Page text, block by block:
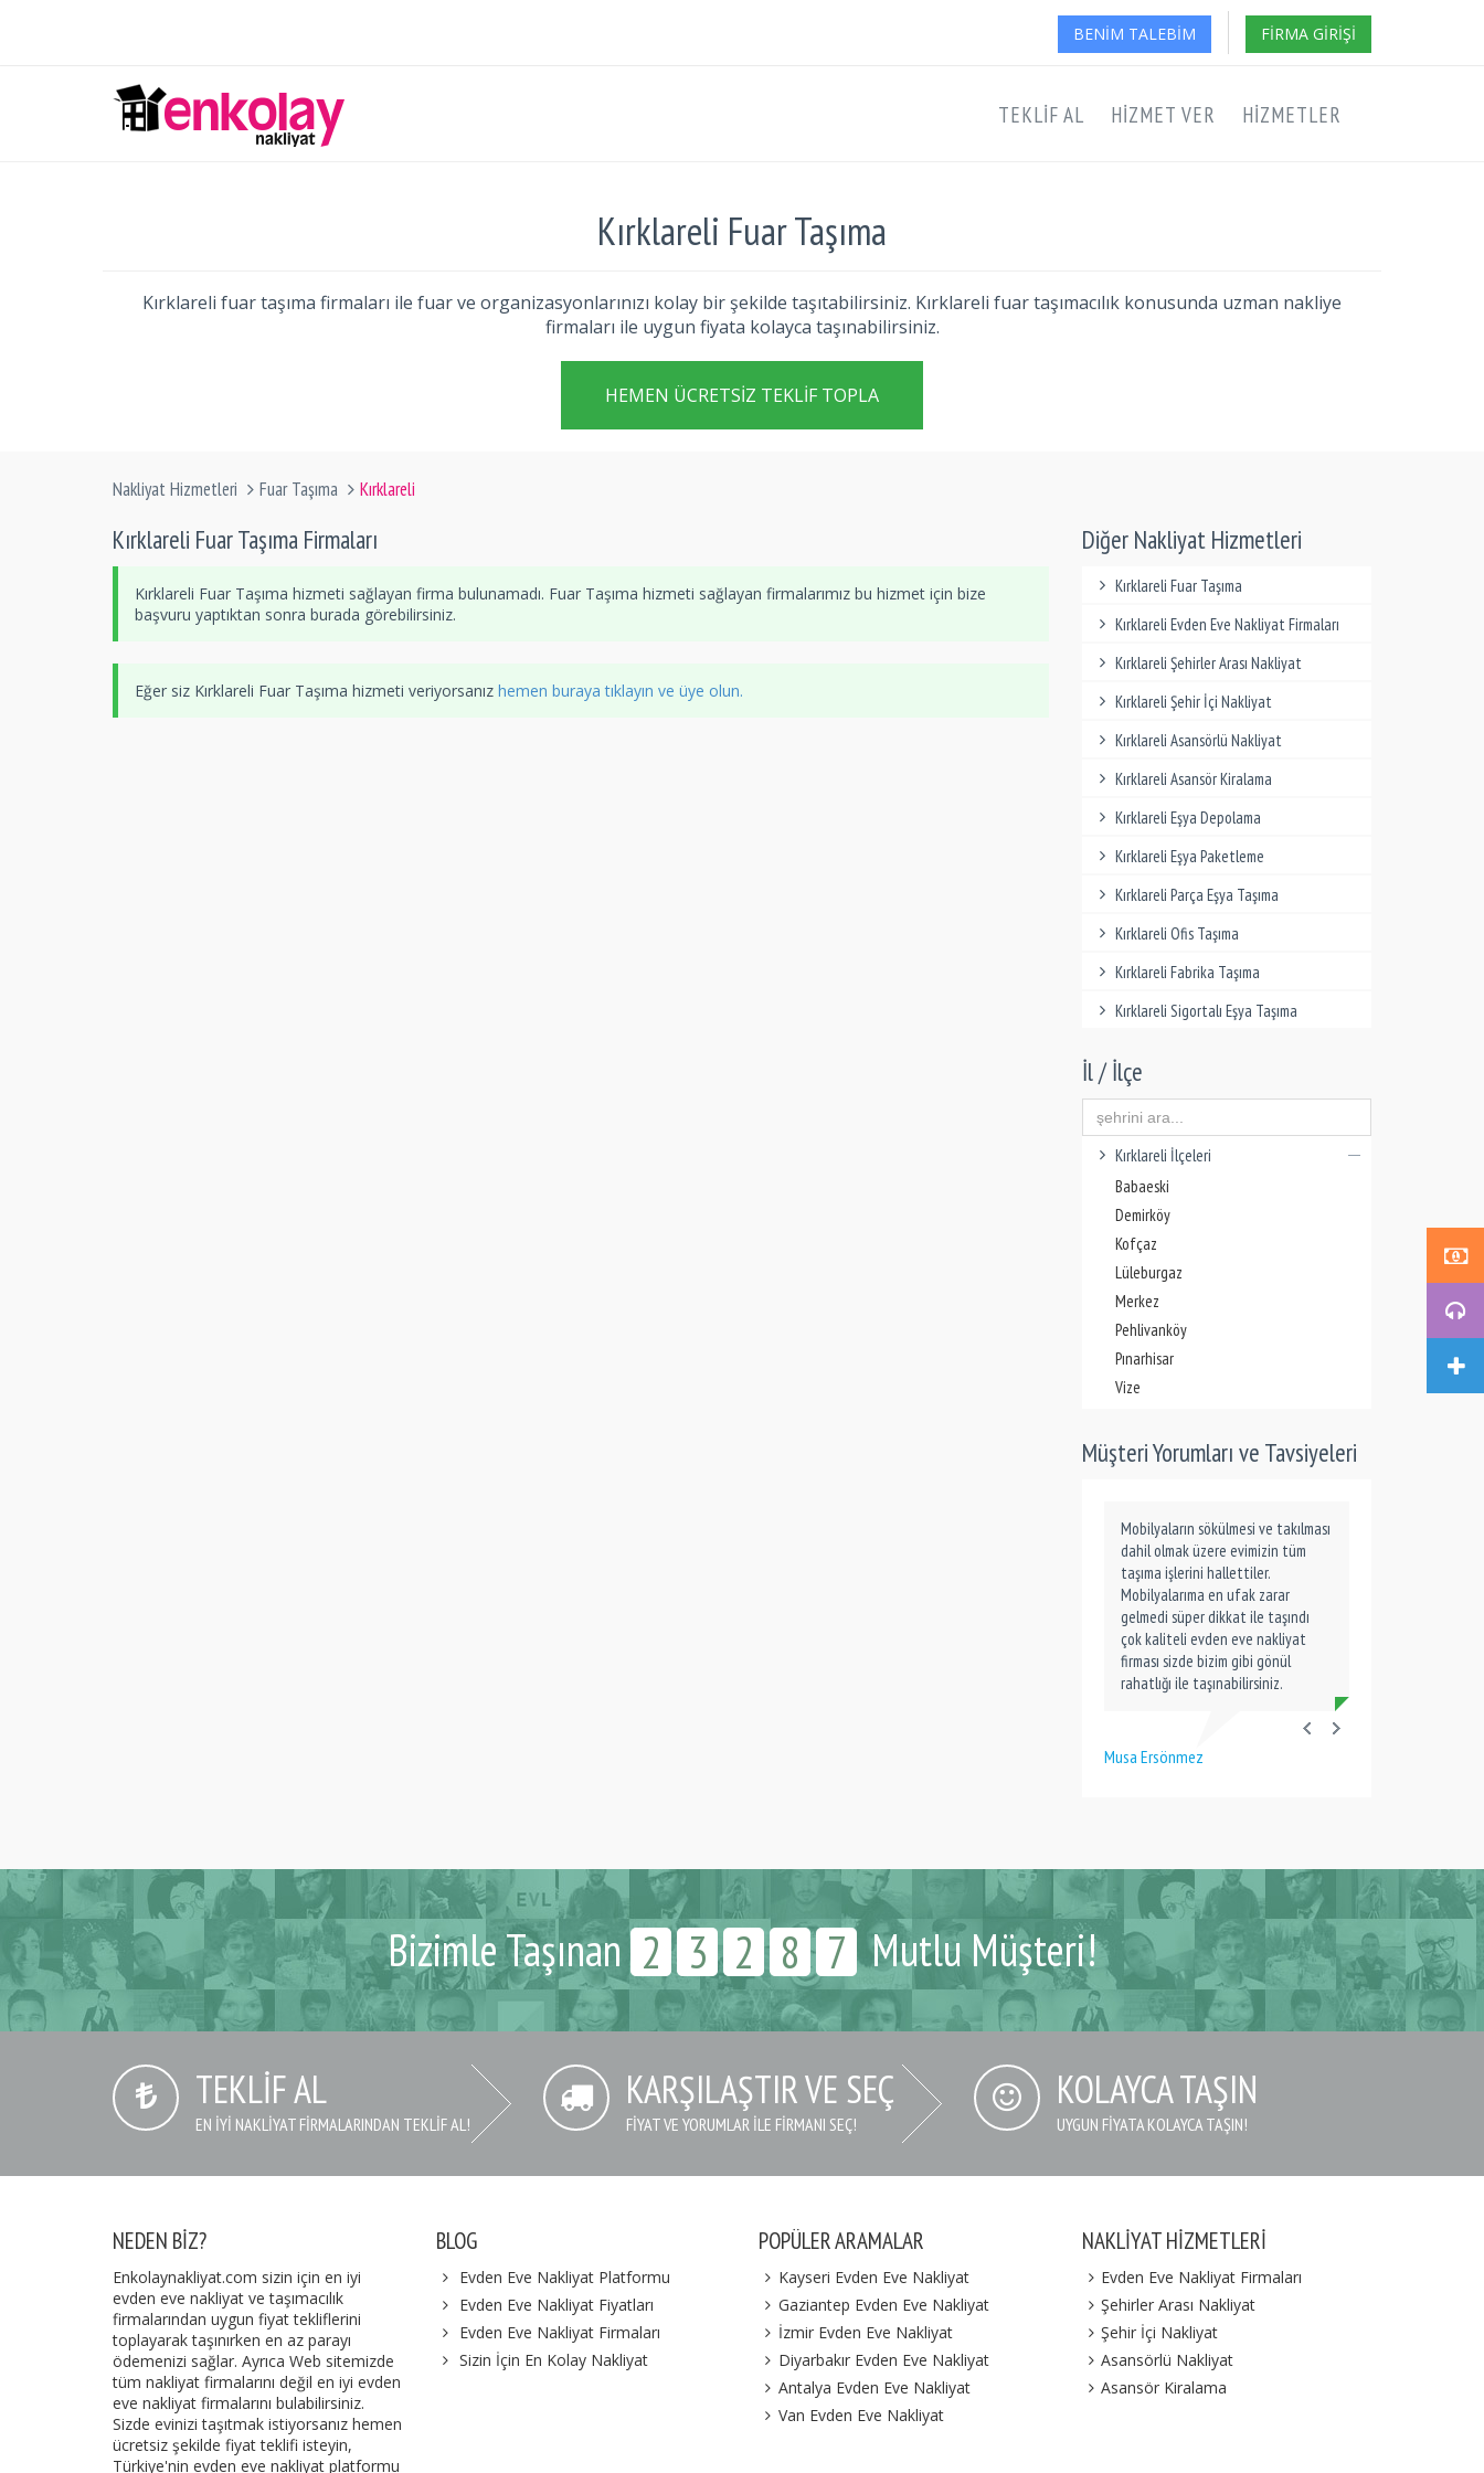
BENIM TALEBIM FIRMA GIRIŞI
TEKLIF AL HIZMET VER HIZMETLER
Kırklareli Fuar Taşıma
Kırklareli fuar taşıma firmaları ile fuar ve organizasyonlarınızı kolay bir şekilde taşıtabilirsiniz. Kırklareli fuar taşımacılık konusunda uzman nakliye
firmaları ile uygun fiyata kolayca taşınabilirsiniz.
HEMEN ÜCRETSIZ TEKLIF TOPLA
Nakliyat Hizmetleri Fuar Taşıma Kırklareli
Kırklareli Fuar Taşıma Firmaları
Kırklareli Fuar Taşıma hizmeti sağlayan firma bulunamadı. Fuar Taşıma hizmeti sağlayan firmalarımız bu hizmet için bize
başvuru yaptıktan sonra burada görebilirsiniz.
Eğer siz Kırklareli Fuar Taşıma hizmeti veriyorsanız hemen buraya tıklayın ve üye olun.
Diğer Nakliyat Hizmetleri
Kırklareli Fuar Taşıma
Kırklareli Evden Eve Nakliyat Firmaları
Kırklareli Şehirler Arası Nakliyat
Kırklareli Şehir İçi Nakliyat
Kırklareli Asansörlü Nakliyat
Kırklareli Asansör Kiralama
Kırklareli Eşya Depolama
Kırklareli Eşya Paketleme
Kırklareli Parça Eşya Taşıma
Kırklareli Ofis Taşıma
Kırklareli Fabrika Taşıma
Kırklareli Sigortalı Eşya Taşıma
İl / İlçe
Kırklareli İlçeleri
Babaeski
Demirköy
Kofçaz
Lüleburgaz
Merkez
Pehlivanköy
Pınarhisar
Vize
Müşteri Yorumları ve Tavsiyeleri
Mobilyaların sökülmesi ve takılması
dahil olmak üzere evimizin tüm
taşıma işlerini hallettiler.
Mobilyalarıma en ufak zarar
gelmedi süper dikkat ile taşındı
çok kaliteli evden eve nakliyat
firması sizde bizim gibi gönül
rahatlığı ile taşınabilirsiniz.
Musa Ersönmez
Bizimle Taşınan 2 3 2 8 7 Mutlu Müşteri!
TEKLIF AL
EN IYI NAKLIYAT FIRMALARINDAN TEKLIF AL!
KARŞILAŞTIR VE SEÇ
FIYAT VE YORUMLAR İLE FIRMANI SEÇ!
KOLAYCA TAŞIN
UYGUN FIYATA KOLAYCA TAŞIN!
NEDEN BIZ?
Enkolaynakliyat.com sizin için en iyi
evden eve nakliyat ve taşımacılık
firmalarından uygun fiyat tekliflerini
toplayarak taşınırken en az parayı
ödemenizi sağlar. Ayrıca Web sitemizde
tüm nakliyat firmalarını değil en iyi evden
eve nakliyat firmalarını bulabilirsiniz.
Sizde evinizi taşıtmak istiyorsanız hemen
ücretsiz şekilde fiyat teklifi isteyin,
Türkiye'nin evden eve nakliyat platformu
BLOG
Evden Eve Nakliyat Platformu
Evden Eve Nakliyat Fiyatları
Evden Eve Nakliyat Firmaları
Sizin İçin En Kolay Nakliyat
POPÜLER ARAMALAR
Kayseri Evden Eve Nakliyat
Gaziantep Evden Eve Nakliyat
İzmir Evden Eve Nakliyat
Diyarbakır Evden Eve Nakliyat
Antalya Evden Eve Nakliyat
Van Evden Eve Nakliyat
NAKLIYAT HIZMETLERI
Evden Eve Nakliyat Firmaları
Şehirler Arası Nakliyat
Şehir İçi Nakliyat
Asansörlü Nakliyat
Asansör Kiralama